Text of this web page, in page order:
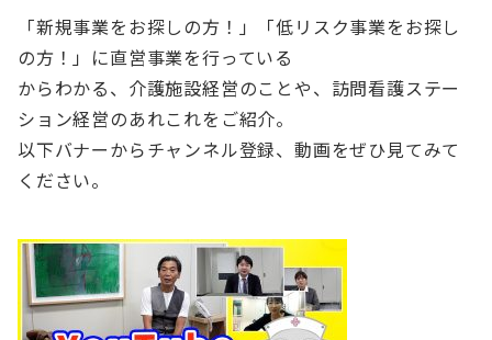
「新規事業をお探しの方！」「低リスク事業をお探し
の方！」に直営事業を行っている
からわかる、介護施設経営のことや、訪問看護ステー
ション経営のあれこれをご紹介。
以下バナーからチャンネル登録、動画をぜひ見てみて
ください。